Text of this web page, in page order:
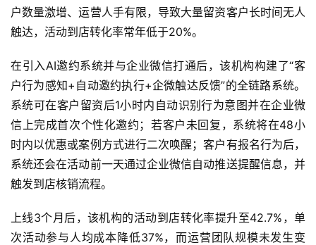
户数量激增、运营人手有限，导致大量留资客户长时间无人
触达，活动到店转化率常年低于20%。
在引入AI邀约系统并与企业微信打通后，该机构构建了“客
户行为感知+自动邀约执行+企微触达反馈”的全链路系统。
系统可在客户留资后1小时内自动识别行为意图并在企业微
信上完成首次个性化邀约；若客户未回复，系统将在48小
时内以优惠或案例方式进行二次唤醒；客户有报名行为后，
系统还会在活动前一天通过企业微信自动推送提醒信息，并
触发到店核销流程。
上线3个月后，该机构的活动到店转化率提升至42.7%，单
次活动参与人均成本降低37%，而运营团队规模未发生变